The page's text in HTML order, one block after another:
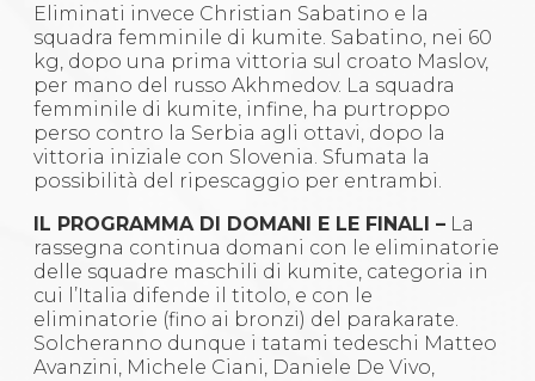
Eliminati invece Christian Sabatino e la
squadra femminile di kumite. Sabatino, nei 60
kg, dopo una prima vittoria sul croato Maslov,
per mano del russo Akhmedov. La squadra
femminile di kumite, infine, ha purtroppo
perso contro la Serbia agli ottavi, dopo la
vittoria iniziale con Slovenia. Sfumata la
possibilità del ripescaggio per entrambi.
IL PROGRAMMA DI DOMANI E LE FINALI – La
rassegna continua domani con le eliminatorie
delle squadre maschili di kumite, categoria in
cui l’Italia difende il titolo, e con le
eliminatorie (fino ai bronzi) del parakarate.
Solcheranno dunque i tatami tedeschi Matteo
Avanzini, Michele Ciani, Daniele De Vivo,